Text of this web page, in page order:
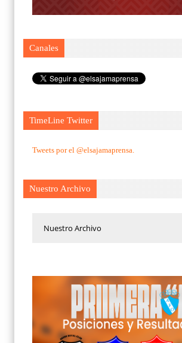
Canales
TimeLine Twitter
Tweets por el @elsajamaprensa.
Nuestro Archivo